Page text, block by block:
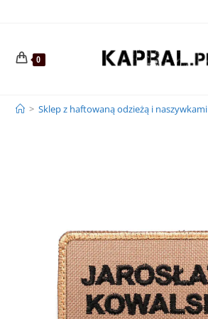
0
> Sklep z haftowaną odzieżą i naszywkami